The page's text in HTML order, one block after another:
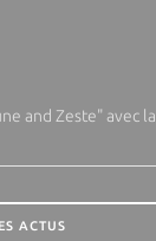
and Zeste" avec la
ACTUS